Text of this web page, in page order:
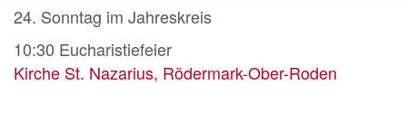
24. Sonntag im Jahreskreis
10:30 Eucharistiefeier
Kirche St. Nazarius, Rödermark-Ober-Roden